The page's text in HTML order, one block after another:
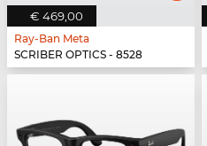
€ 469,00
Ray-Ban Meta
SCRIBER OPTICS - 8528